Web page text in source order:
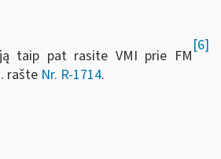
taip pat rasite VMI prie FM
[6]
rašte Nr. R-1714.